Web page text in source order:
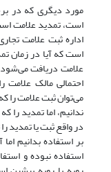
مورد دیگری که در
است، تمدید علامت
اداره ثبت علامت
است که آیا در زمان
علامت دریافت
احتمالی مالک علامت
می‌توان ثبت علامت را
ندانیم، اما تمدید را
در واقع ثبت یا تمدید
استفاده نبوده و